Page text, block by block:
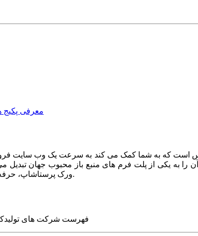
معرفی پکیج
به یکی از پلت فرم های منبع باز محبوب جهان تبدیل می
ورک پرستاشاپ، حرفه ای ترین وب سایت های روز جهان را برای شما طراحی می کنیم.
فهرست شرکت های